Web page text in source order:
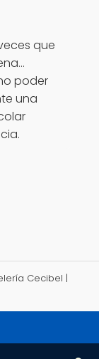
que
poder
una
Cecibel |